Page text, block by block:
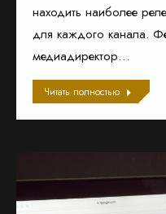
находить наиболее
для каждого канала.
медиадиректор…
Читать полностью